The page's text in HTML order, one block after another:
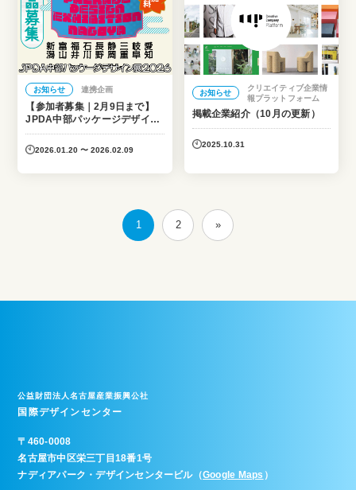
お知らせ 連携企画
【参加者募集｜2月9日まで】
JPDA中部パッケージデザイン
展2026
2026.01.20 〜 2026.02.09
お知らせ
クリエイティブ企業情
報プラットフォーム
掲載企業紹介（10月の更新）
2025.10.31
1 2 »
公益財団法人名古屋産業振興公社
国際デザインセンター
〒 460-0008
名古屋市中区栄三丁目18番1号
ナディアパーク・デザインセンタービル（Google Maps ）